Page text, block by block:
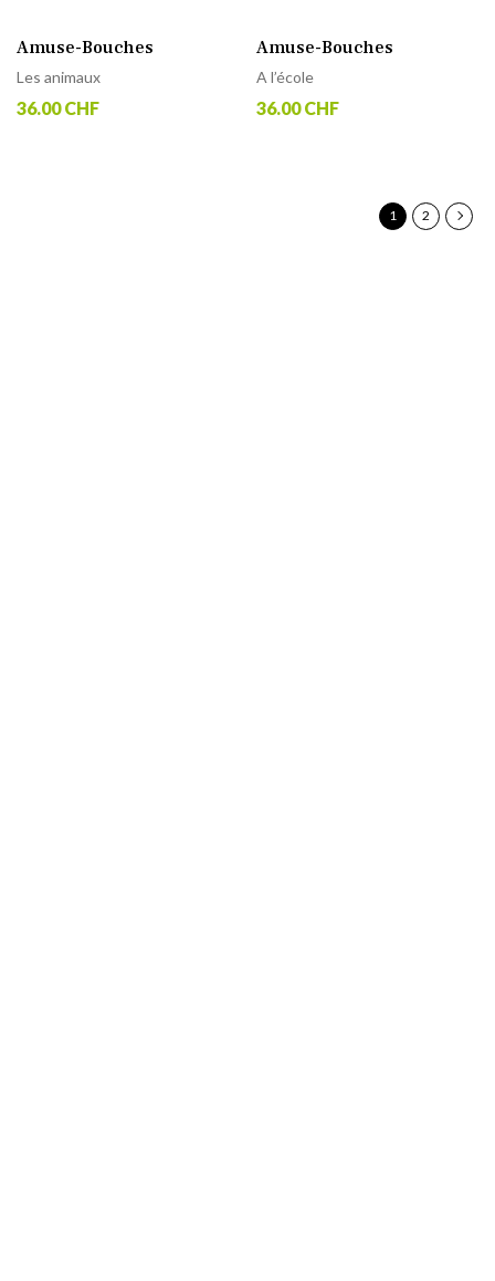
Amuse-Bouches
Les animaux
36.00 CHF
Amuse-Bouches
A l’école
36.00 CHF
Vous
1 Page
2 Page